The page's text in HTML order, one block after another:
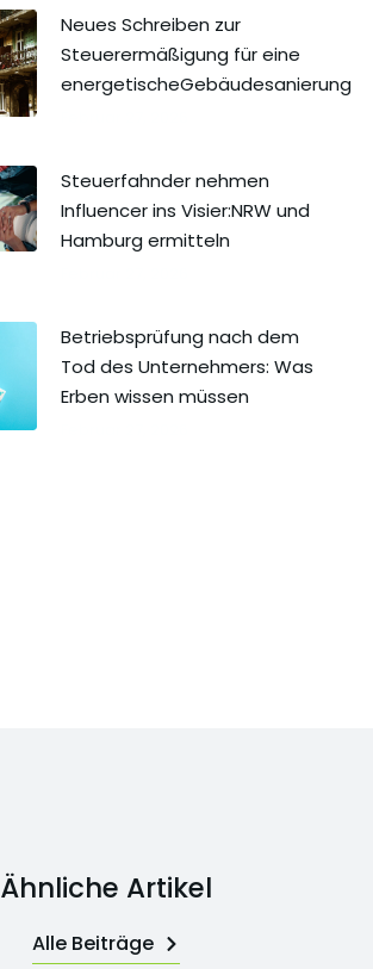
Neues Schreiben zur
Steuerermäßigung für eine
energetischeGebäudesanierung
Steuerfahnder nehmen
Influencer ins Visier:NRW und
Hamburg ermitteln
Betriebsprüfung nach dem
Tod des Unternehmers: Was
Erben wissen müssen
Ähnliche Artikel
Alle Beiträge